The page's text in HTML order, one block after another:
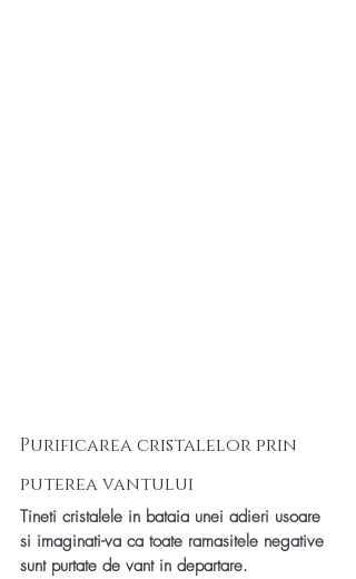
Purificarea cristalelor prin
puterea vantului
Tineti cristalele in bataia unei adieri usoare
si imaginati-va ca toate ramasitele negative
sunt purtate de vant in departare.